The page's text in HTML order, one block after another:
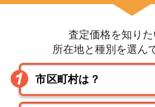
査定価格を知り
所在地と種別を選ん